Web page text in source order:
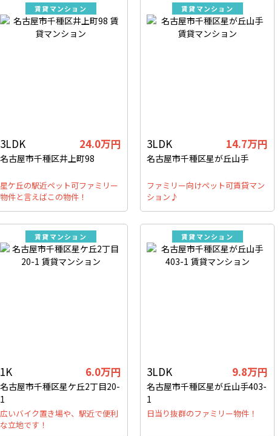
賃貸マンション
3LDK 24.0万円
名古屋市千種区井上町98
星ケ丘の駅近ペット可ファミリー
物件と言えばこの物件！
賃貸マンション
3LDK 14.7万円
名古屋市千種区星が丘山手
ファミリー向けペット可賃貸マン
ション♪
賃貸マンション
1K 6.0万円
名古屋市千種区星ケ丘2丁目20-
1
広いバイク置き場や、駅近で便利
な立地です！
賃貸マンション
3LDK 9.8万円
名古屋市千種区星が丘山手403-
1
日当り抜群のファミリー物件！